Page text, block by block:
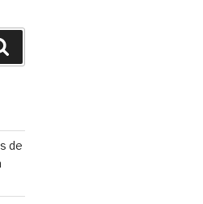
de